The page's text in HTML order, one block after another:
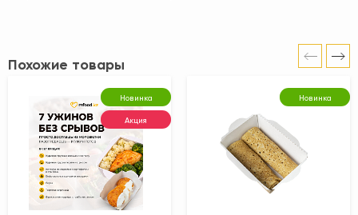
Похожие товары
Новинка
Акция
Новинка